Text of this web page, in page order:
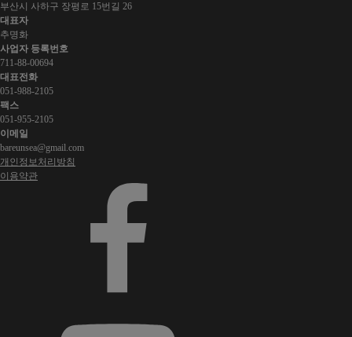
부산시 사하구 장평로 15번길 26
대표자
추명화
사업자 등록번호
711-88-00694
대표전화
051-988-2105
팩스
051-955-2105
이메일
bareunsea@gmail.com
개인정보처리방침
이용약관